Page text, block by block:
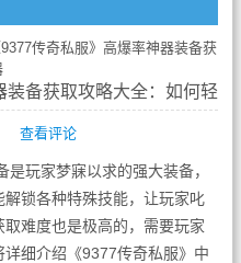
传奇私服》高爆率神器装备获
装备获取攻略大全：如何轻
查看评论
玩家梦寐以求的强大装备，
锁各种特殊技能，让玩家叱
难度也是极高的，需要玩家
细介绍《9377传奇私服》中